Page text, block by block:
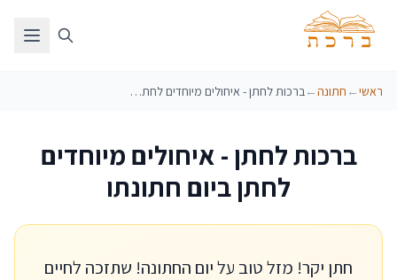
ראשי← חתונה← ברכות לחתן - איחולים מיוחדים לחתן ביום חתונתו
ברכות לחתן - איחולים מיוחדים
לחתן ביום חתונתו
חתן יקר! מזל טוב על יום החתונה! שתזכה לחיים